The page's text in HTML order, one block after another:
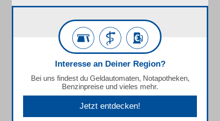
Interesse an Deiner Region?
Bei uns findest du Geldautomaten, Notapotheken,
Benzinpreise und vieles mehr.
Jetzt entdecken!